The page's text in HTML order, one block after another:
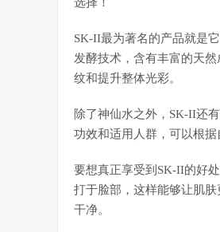
SK-II最为著名的产品就是
发酵技术，含有丰富的天
纹和提升整体光彩。
除了神仙水之外，SK-II还
功效和适用人群，可以根据
要想真正享受到SK-II的好
打于脸部，这样能够让肌
干净。